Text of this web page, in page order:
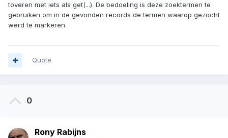
toveren met iets als get(...). De bedoeling is deze zoektermen te
gebruiken om in de gevonden records de termen waarop gezocht
werd te markeren.
Quote
0
Rony Rabijns